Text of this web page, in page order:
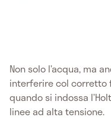
Non solo l’acqua, ma
interferire col corretto
quando si indossa
linee ad alta tensione.